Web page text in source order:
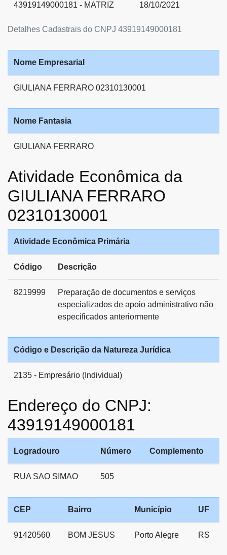
Detalhes Cadastrais do CNPJ 43919149000181
43919149000181 - MATRIZ 18/10/2021
Nome Empresarial
GIULIANA FERRARO 02310130001
Nome Fantasia
GIULIANA FERRARO
Atividade Econômica da
GIULIANA FERRARO
02310130001
Atividade Econômica Primária
Código Descrição
8219999
Preparação de documentos e serviços
especializados de apoio administrativo não
especificados anteriormente
Código e Descrição da Natureza Jurídica
2135 - Empresário (Individual)
Endereço do CNPJ:
43919149000181
Logradouro Número Complemento
RUA SAO SIMAO 505
CEP Bairro Município UF
91420560 BOM JESUS Porto Alegre RS